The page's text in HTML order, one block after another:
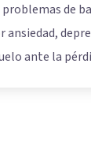
de
ante la